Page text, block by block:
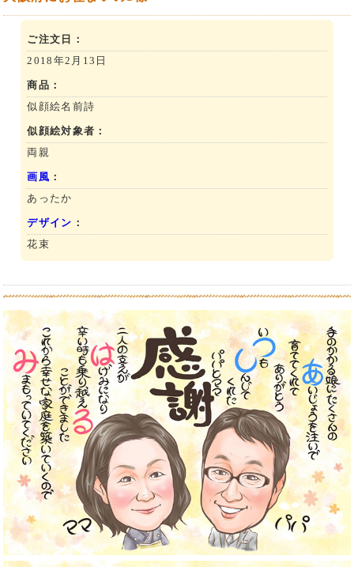
ご注文日：
2018年2月13日
商品：
似顔絵名前詩
似顔絵対象者：
両親
画風 ：
あったか
デザイン ：
花束